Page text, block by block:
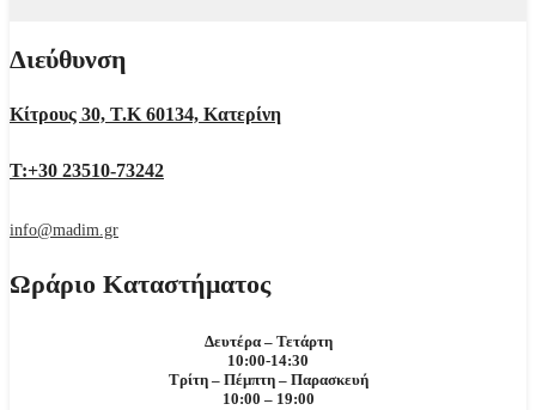
Διεύθυνση
Κίτρους 30, Τ.Κ 60134, Κατερίνη
Τ:+30 23510-73242
info@madim.gr
Ωράριο Καταστήματος
Δευτέρα – Τετάρτη
10:00-14:30
Τρίτη – Πέμπτη – Παρασκευή
10:00 – 19:00